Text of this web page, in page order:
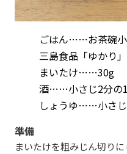
ごはん……お茶碗小
三島食品「ゆかり
まいたけ……30g
酒……小さじ2分の1
しょうゆ……小さ
準備
まいたけを粗みじん切りに